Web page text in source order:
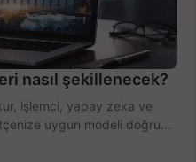
nasıl şekillenecek?
işlemci, yapay zeka ve
uygun modeli doğru